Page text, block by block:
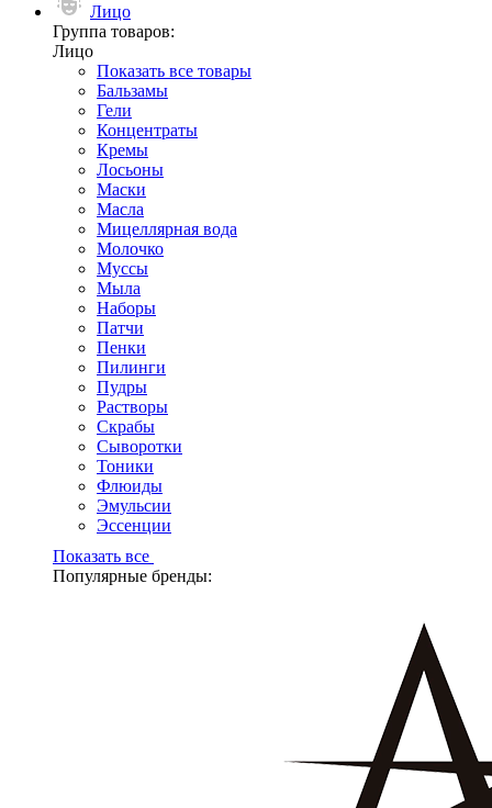
Лицо
Группа товаров:
Лицо
Показать все товары
Бальзамы
Гели
Концентраты
Кремы
Лосьоны
Маски
Масла
Мицеллярная вода
Молочко
Муссы
Мыла
Наборы
Патчи
Пенки
Пилинги
Пудры
Растворы
Скрабы
Сыворотки
Тоники
Флюиды
Эмульсии
Эссенции
Показать все
Популярные бренды: